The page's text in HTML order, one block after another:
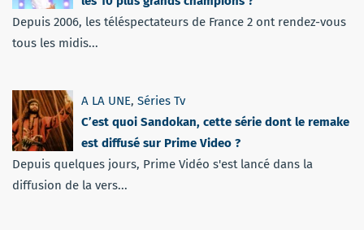
Depuis 2006, les téléspectateurs de France 2 ont rendez-vous
tous les midis...
A LA UNE, Séries Tv
C’est quoi Sandokan, cette série dont le remake
est diffusé sur Prime Video ?
Depuis quelques jours, Prime Vidéo s'est lancé dans la
diffusion de la vers...